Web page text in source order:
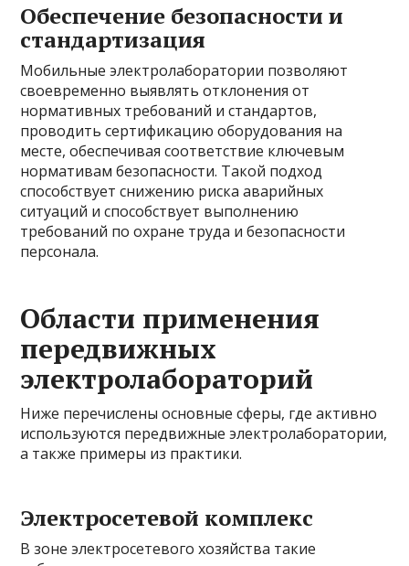
Обеспечение безопасности и
стандартизация
Мобильные электролаборатории позволяют
своевременно выявлять отклонения от
нормативных требований и стандартов,
проводить сертификацию оборудования на
месте, обеспечивая соответствие ключевым
нормативам безопасности. Такой подход
способствует снижению риска аварийных
ситуаций и способствует выполнению
требований по охране труда и безопасности
персонала.
Области применения
передвижных
электролабораторий
Ниже перечислены основные сферы, где активно
используются передвижные электролаборатории,
а также примеры из практики.
Электросетевой комплекс
В зоне электросетевого хозяйства такие